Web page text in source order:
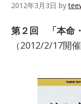
2012年3月3日 by
第２回 「本命
（2012/2/17開催